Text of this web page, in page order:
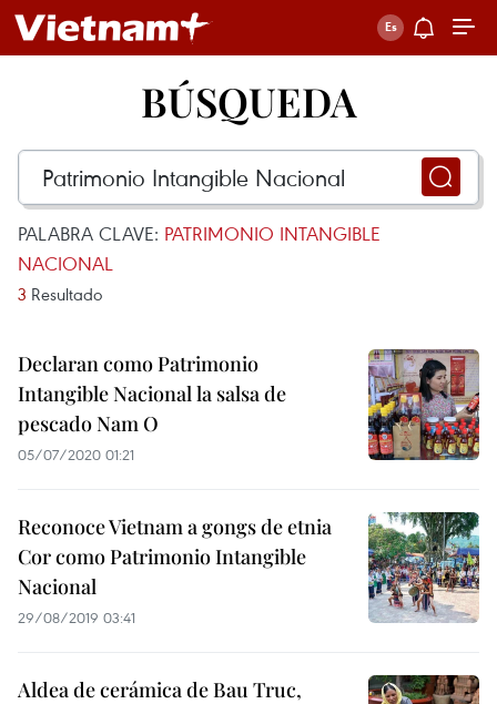
BÚSQUEDA
PALABRA CLAVE: PATRIMONIO INTANGIBLE
NACIONAL
3 Resultado
Declaran como Patrimonio
Intangible Nacional la salsa de
pescado Nam O
05/07/2020 01:21
Reconoce Vietnam a gongs de etnia
Cor como Patrimonio Intangible
Nacional
29/08/2019 03:41
Aldea de cerámica de Bau Truc,